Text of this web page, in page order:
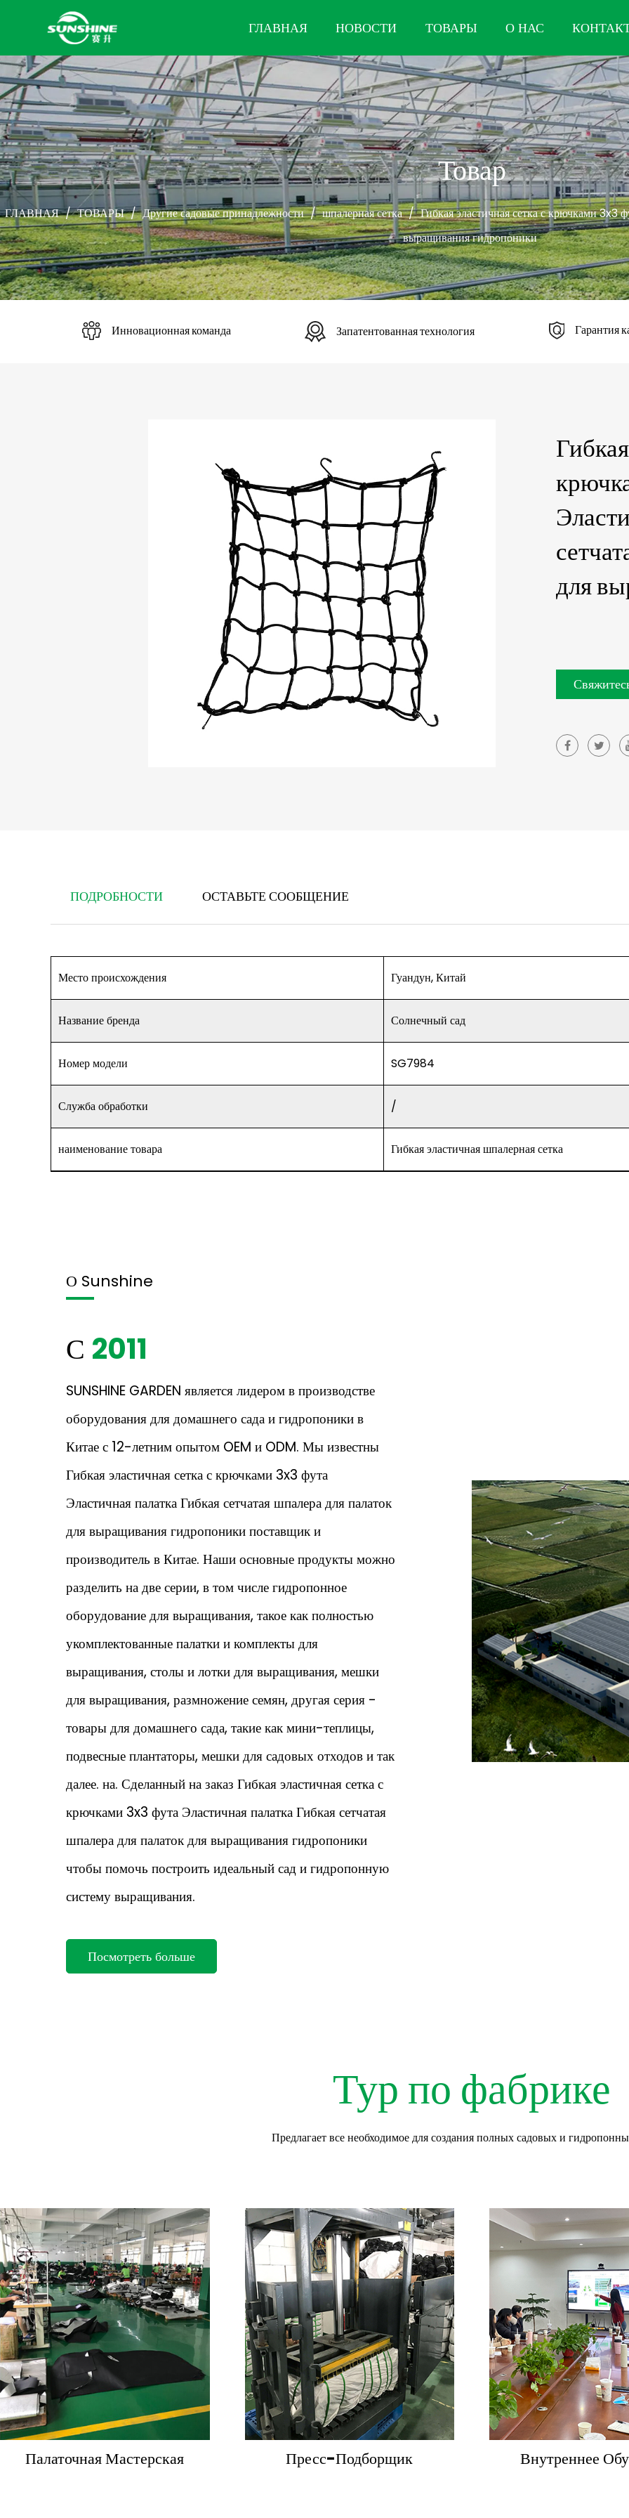
ГЛАВНАЯ НОВОСТИ ТОВАРЫ О НАС
Товар
ГЛАВНАЯ / ТОВАРЫ / Другие садовые принадлежности / шпалерная сетка / Гибкая эластичная сетка с крючками 3x3
выращивания гидропоники
Инновационная команда Запатентованная технология Гарантия
для
ПОДРОБНОСТИ ОСТАВЬТЕ СООБЩЕНИЕ
Место происхождения Гуандун, Китай
Название бренда Солнечный сад
Номер модели SG7984
Служба обработки /
наименование товара Гибкая эластичная шпалерная сетка
О Sunshine
С 2011
SUNSHINE GARDEN является лидером в производстве
оборудования для домашнего сада и гидропоники в
Китае с 12-летним опытом OEM и ODM. Мы известны
Гибкая эластичная сетка с крючками 3x3 фута
Эластичная палатка Гибкая сетчатая шпалера для палаток
для выращивания гидропоники поставщики
производитель в Китае. Наши основные продукты можно
разделить на две серии, в том числе гидропонное
оборудование для выращивания, такое как полностью
укомплектованные палатки и комплекты для
выращивания, столы и лотки для выращивания, мешки
для выращивания, размножение семян, другая серия -
товары для домашнего сада, такие как мини-теплицы,
подвесные плантаторы, мешки для садовых отходов и так
далее. на.Сделанный на заказ Гибкая эластичная сетка с
крючками 3x3 фута Эластичная палатка Гибкая сетчатая
шпалера для палаток для выращивания гидропоники
чтобы помочь построить идеальный сад и гидропонную
систему выращивания.
Посмотреть больше
Тур по фабрике
Предлагает все необходимое для создания полных садовых и
Палаточная Мастерская Пресс-Подборщик Внутреннее